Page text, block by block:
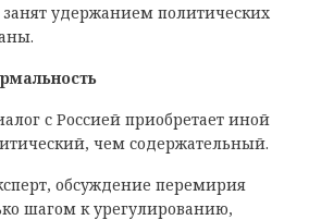
удержанием политических
с Россией приобретает иной
чем содержательный.
обсуждение перемирия
шагом к урегулированию,